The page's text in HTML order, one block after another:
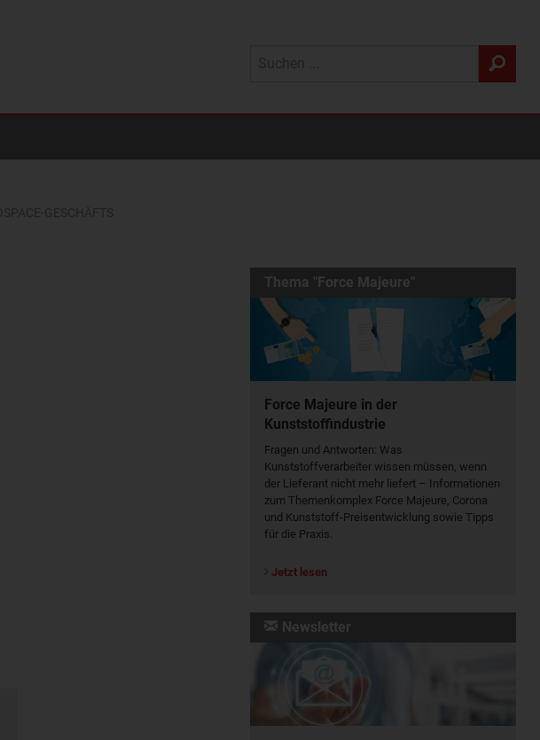
Thema "Force Majeure"
Force Majeure in der
Kunststoffindustrie
Fragen und Antworten: Was
Kunst­stoff­verarbeiter wissen müssen, wenn
der Lieferant nicht mehr liefert – Informationen
zum Themenkomplex Force Majeure, Corona
und Kunststoff-Preisentwicklung sowie Tipps
für die Praxis.
Jetzt lesen
Newsletter